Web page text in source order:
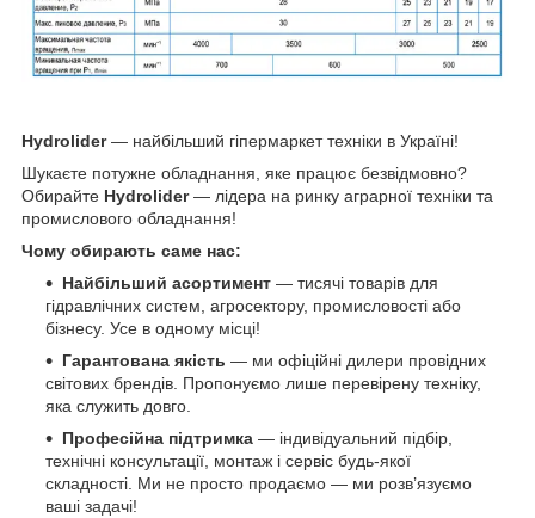
Hydrolider— найбільший гіпермаркет техніки в Україні!
Шукаєте потужне обладнання, яке працює безвідмовно?
Обирайте Hydrolider— лідера на ринку аграрної техніки та
промислового обладнання!
Чому обирають саме нас:
Найбільший асортимент — тисячі товарів для
гідравлічних систем, агросектору, промисловості або
бізнесу. Усе в одному місці!
Гарантована якість — ми офіційні дилери провідних
світових брендів. Пропонуємо лише перевірену техніку,
яка служить довго.
Професійна підтримка — індивідуальний підбір,
технічні консультації, монтаж і сервіс будь-якої
складності. Ми не просто продаємо — ми розв’язуємо
ваші задачі!